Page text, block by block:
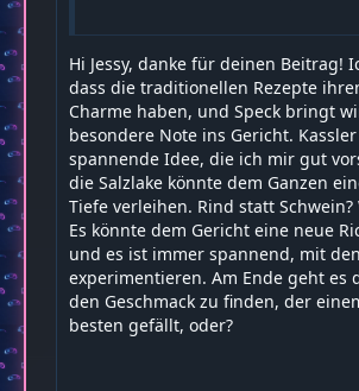
Hi Jessy, danke für deinen Beitrag!
dass die traditionellen Rezepte
Charme haben, und Speck bringt
besondere Note ins Gericht.
spannende Idee, die ich mir gut
die Salzlake könnte dem Ganzen
Tiefe verleihen. Rind statt
Es könnte dem Gericht eine neue
und es ist immer spannend, mit
experimentieren. Am Ende geht es
den Geschmack zu finden, der
besten gefällt, oder?